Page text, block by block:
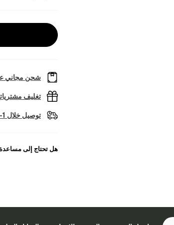
شحن مجاني
تغليف
توصيل خلال 1-2 أيام عمل
هل تحتاج إلى